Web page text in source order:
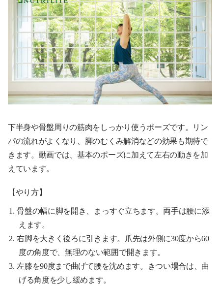
下半身や骨盤周りの筋肉をしっかり使うポーズです。リン
パの流れがよくなり、脚のむくみ解消などの効果も期待で
きます。動画では、基本のポーズに加えて左右の動きを加
えています。
【やり方】
骨盤の幅に脚を開き、まっすぐ立ちます。両手は腰に添
えます。
右脚を大きく後ろに引きます。爪先は外側に30度から60
度の角度で、無理のない範囲で開きます。
左膝を90度まで曲げて腰を沈めます。きつい場合は、曲
げる角度を少し緩めます。